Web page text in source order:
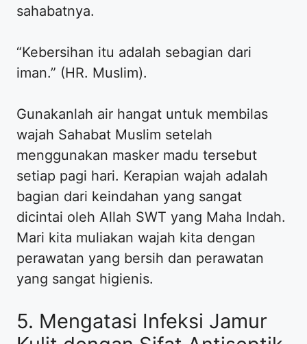
sahabatnya.
“Kebersihan itu adalah sebagian dari
iman.” (HR. Muslim).
Gunakanlah air hangat untuk membilas
wajah Sahabat Muslim setelah
menggunakan masker madu tersebut
setiap pagi hari. Kerapian wajah adalah
bagian dari keindahan yang sangat
dicintai oleh Allah SWT yang Maha Indah.
Mari kita muliakan wajah kita dengan
perawatan yang bersih dan perawatan
yang sangat higienis.
5. Mengatasi Infeksi Jamur